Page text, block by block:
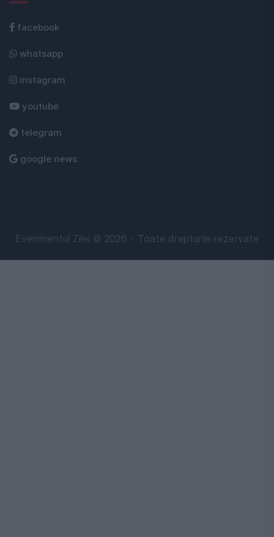
facebook
whatsapp
instagram
youtube
telegram
google news
Evenimentul Zilei © 2026 - Toate drepturile rezervate